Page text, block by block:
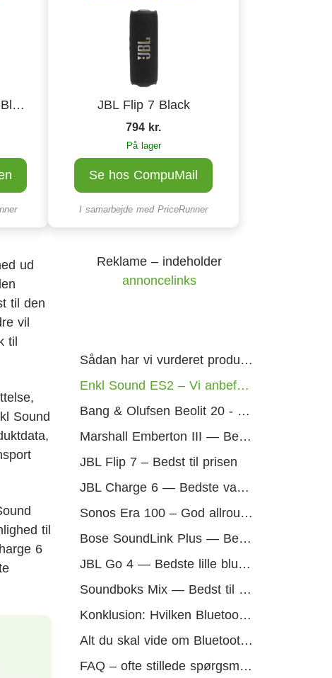
Marshall Emberton III Black/Brass JBL Flip 7 Black
794 kr.
På lager
Se hos CompuMail
I samarbejde med PriceRunner
ud
til den
vil
til
Sound
til
6
Reklame – indeholder
annoncelinks
Sådan har vi vurderet produkterne
Enkl Sound ES2 – Vi anbefaler
Bang & Olufsen Beolit 20 - Bedst i test
Marshall Emberton III — Bedst design i mellemklassen
JBL Flip 7 – Bedst til prisen
JBL Charge 6 — Bedste vandtæt til udendørs
Sonos Era 100 – God allround
Bose SoundLink Plus — Bedste fra Bose
JBL Go 4 — Bedste lille bluetooth højtaler
Soundboks Mix — Bedst til fester
Konklusion: Hvilken Bluetooth højtaler er bedst?
Alt du skal vide om Bluetooth højtalere
FAQ – ofte stillede spørgsmål om Bluetooth højtalere